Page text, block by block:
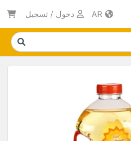
دخول / تسجيل